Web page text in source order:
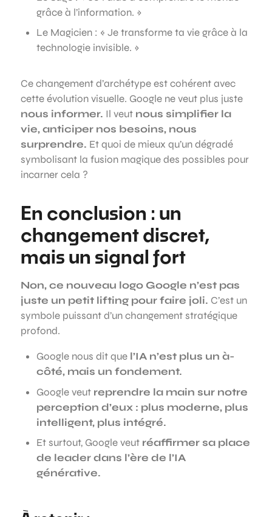
grâce à l’information. »
Le Magicien : « Je transforme ta vie grâce à la
technologie invisible. »
Ce changement d’archétype est cohérent avec
cette évolution visuelle. Google ne veut plus juste
nous informer. Il veut nous simplifier la
vie, anticiper nos besoins, nous
surprendre. Et quoi de mieux qu’un dégradé
symbolisant la fusion magique des possibles pour
incarner cela ?
En conclusion : un
changement discret,
mais un signal fort
Non, ce nouveau logo Google n’est pas
juste un petit lifting pour faire joli. C’est un
symbole puissant d’un changement stratégique
profond.
Google nous dit que l’IA n’est plus un à-
côté, mais un fondement.
Google veut reprendre la main sur notre
perception d’eux : plus moderne, plus
intelligent, plus intégré.
Et surtout, Google veut réaffirmer sa place
de leader dans l’ère de l’IA
générative.